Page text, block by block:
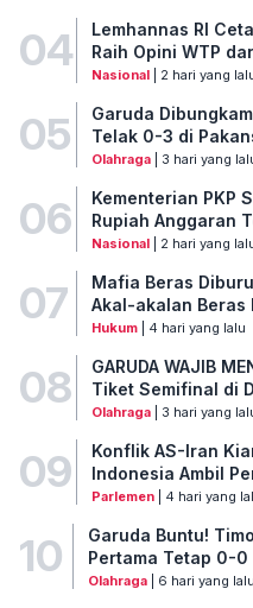
04
Lemhannas RI
Raih Opini WTP
Nasional| 2 hari yang
05
Garuda
Telak 0-3 di
Olahraga| 3 hari yang
06
Kementerian PKP
Rupiah Anggaran
Nasional| 2 hari yang
07
Mafia Beras
Akal-akalan Beras
Hukum| 4 hari yang lalu
08
GARUDA WAJIB
Tiket Semifinal di
Olahraga| 3 hari yang
09
Konflik AS-Iran
Indonesia Ambil
Parlemen| 4 hari yang
10
Garuda Buntu!
Pertama Tetap 0-0
Olahraga| 6 hari yang lalu